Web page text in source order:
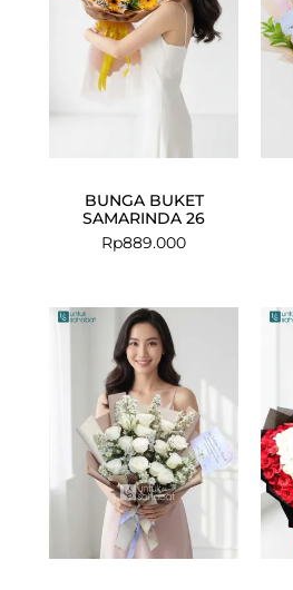
BUNGA BUKET
SAMARINDA 26
Rp889.000